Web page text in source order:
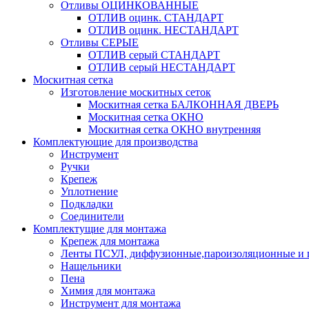
Отливы ОЦИНКОВАННЫЕ
ОТЛИВ оцинк. СТАНДАРТ
ОТЛИВ оцинк. НЕСТАНДАРТ
Отливы СЕРЫЕ
ОТЛИВ серый СТАНДАРТ
ОТЛИВ серый НЕСТАНДАРТ
Москитная сетка
Изготовление москитных сеток
Москитная сетка БАЛКОННАЯ ДВЕРЬ
Москитная сетка ОКНО
Москитная сетка ОКНО внутренняя
Комплектующие для производства
Инструмент
Ручки
Крепеж
Уплотнение
Подкладки
Соединители
Комплектущие для монтажа
Крепеж для монтажа
Ленты ПСУЛ, диффузионные,пароизоляционные и
Нащельники
Пена
Химия для монтажа
Инструмент для монтажа